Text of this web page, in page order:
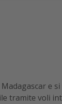
e
tramite voli